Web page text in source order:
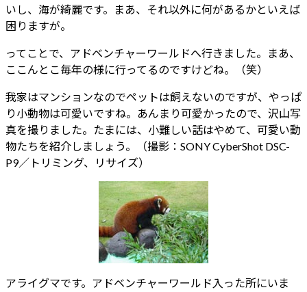
いし、海が綺麗です。まあ、それ以外に何があるかといえば
困りますが。
ってことで、アドベンチャーワールドへ行きました。まあ、
ここんとこ毎年の様に行ってるのですけどね。（笑）
我家はマンションなのでペットは飼えないのですが、やっぱ
り小動物は可愛いですね。あんまり可愛かったので、沢山写
真を撮りました。たまには、小難しい話はやめて、可愛い動
物たちを紹介しましょう。（撮影：SONY CyberShot DSC-
P9／トリミング、リサイズ）
アライグマです。アドベンチャーワールド入った所にいま